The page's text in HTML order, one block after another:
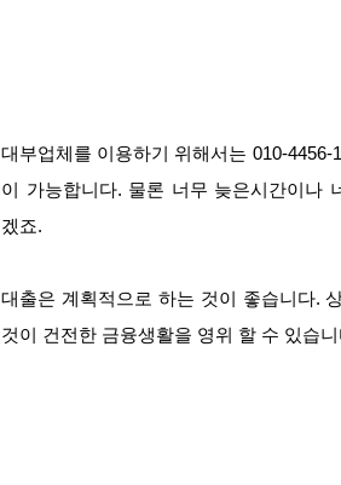
대부업체를 이용하기 위해서는 010-4456-
이 가능합니다. 물론 너무 늦은시간이나
겠죠.
대출은 계획적으로 하는 것이 좋습니다.
것이 건전한 금융생활을 영위 할 수 있습니